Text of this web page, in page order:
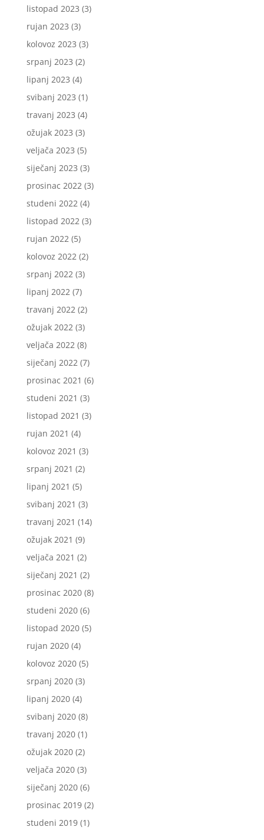
listopad 2023 (3)
rujan 2023 (3)
kolovoz 2023 (3)
srpanj 2023 (2)
lipanj 2023 (4)
svibanj 2023 (1)
travanj 2023 (4)
ožujak 2023 (3)
veljača 2023 (5)
siječanj 2023 (3)
prosinac 2022(3)
studeni 2022(4)
listopad 2022(3)
rujan 2022(5)
kolovoz 2022(2)
srpanj 2022(3)
lipanj 2022(7)
travanj 2022(2)
ožujak 2022(3)
veljača 2022(8)
siječanj 2022(7)
prosinac 2021 (6)
studeni 2021 (3)
listopad 2021 (3)
rujan 2021 (4)
kolovoz 2021 (3)
srpanj 2021 (2)
lipanj 2021 (5)
svibanj 2021 (3)
travanj 2021 (14)
ožujak 2021 (9)
veljača 2021 (2)
siječanj 2021 (2)
prosinac 2020(8)
studeni 2020(6)
listopad 2020(5)
rujan 2020(4)
kolovoz 2020(5)
srpanj 2020(3)
lipanj 2020(4)
svibanj 2020(8)
travanj 2020(1)
ožujak 2020(2)
veljača 2020(3)
siječanj 2020(6)
prosinac 2019(2)
studeni 2019(1)